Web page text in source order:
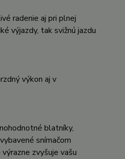
radenie aj pri plnej
výjazdy, tak svižnú jazdu
výkon aj v
blatníky,
snímačom
zvyšuje vašu